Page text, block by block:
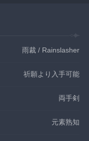
雨裁 / Rainslasher
祈願より入手可能
両手剣
元素熟知